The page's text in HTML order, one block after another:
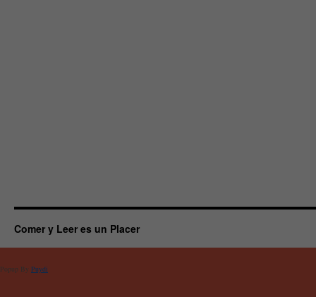
Comer y Leer es un Placer
Popup By Puydi